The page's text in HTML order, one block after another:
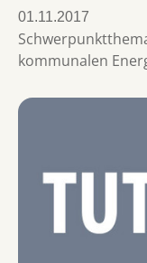
01.11.2017
kommunalen